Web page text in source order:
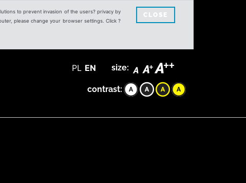
to prevent invasion of the users? privacy by
please change your browser settings. Click ?
CLOSE
PL EN size:
contrast: